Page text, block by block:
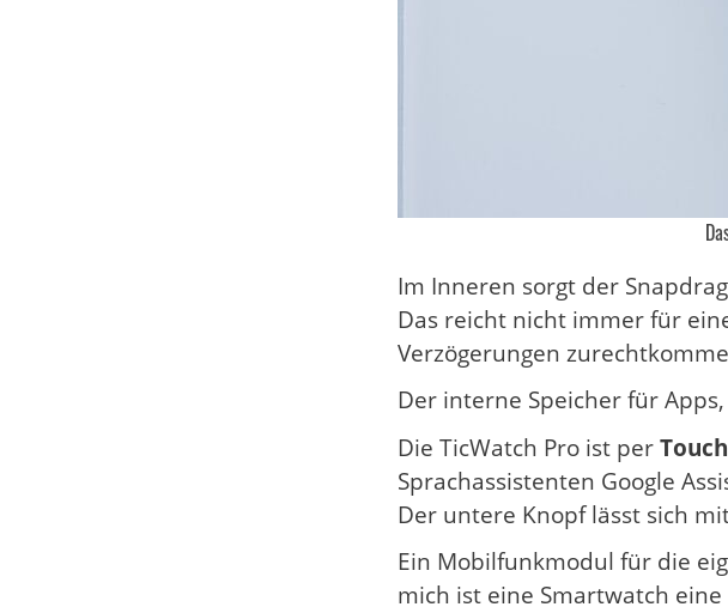
Im Inneren sorgt der
Das reicht nicht immer für
Verzögerungen
Der interne Speicher für
Die TicWatch Pro ist per
Sprachassistenten Google
Der untere Knopf lässt sich
Ein Mobilfunkmodul für die
mich ist eine Smartwatch